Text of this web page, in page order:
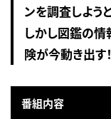
ンを調査しよう
しかし図鑑の
険が今動き出す！
番組内容